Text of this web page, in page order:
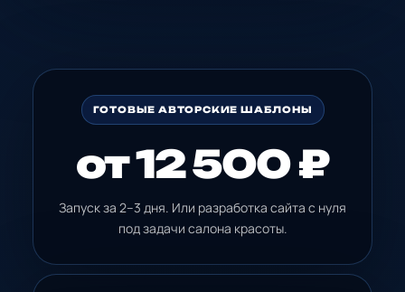
ГОТОВЫЕ АВТОРСКИЕ ШАБЛОНЫ
от 12 500 ₽
Запуск за 2–3 дня. Или разработка сайта с нуля
под задачи салона красоты.